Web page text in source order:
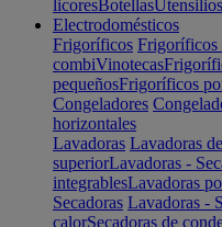
licoresBotellas
Electrodomésticos
Frigoríficos Frigoríficos
combiVinotecas
pequeñosFrigoríficos
Congeladores
horizontales
Lavadoras Lavadoras
superiorLavadoras -
integrablesLavadoras
Secadoras Lavadoras -
calorSecadoras de